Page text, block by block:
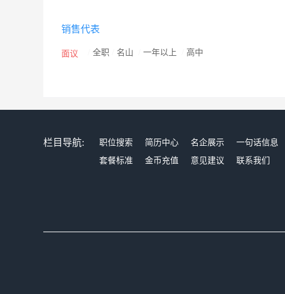
销售代表
面议 全职 名山 一年以上 高中
栏目导航: 职位搜索 简历中心 名企展示 一句话信息
套餐标准
金币充值 意见建议 联系我们